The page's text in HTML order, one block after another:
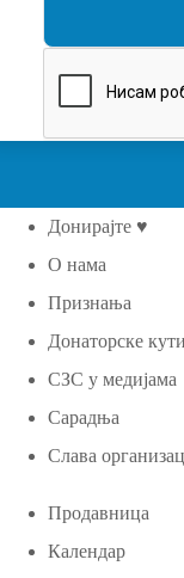
Донирајте ♥
О нама
Признања
Донаторске
СЗС у медијама
Сарадња
Слава
Продавница
Календар